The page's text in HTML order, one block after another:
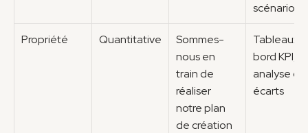
scénarios
Propriété Quantitative
Sommes-
nous en
train de
réaliser
notre plan
de création
Tableaux
bord KPI,
analyse
écarts